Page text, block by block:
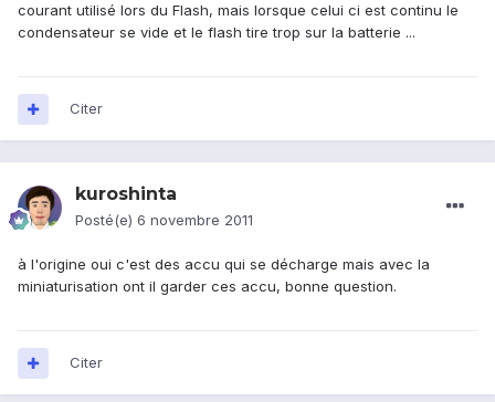
courant utilisé lors du Flash, mais lorsque celui ci est continu le
condensateur se vide et le flash tire trop sur la batterie ...
Citer
kuroshinta
Posté(e) 6 novembre 2011
à l'origine oui c'est des accu qui se décharge mais avec la
miniaturisation ont il garder ces accu, bonne question.
Citer